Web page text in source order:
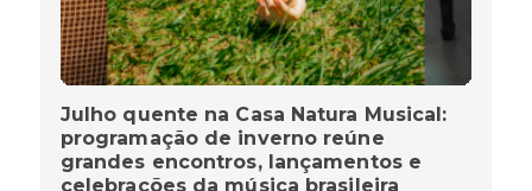
Julho quente na Casa Natura Musical:
programação de inverno reúne
grandes encontros, lançamentos e
celebrações da música brasileira